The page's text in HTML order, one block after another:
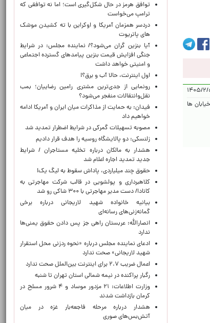
ها
توافق هرمز در حال شکل‌گیری است؛ اما نه توافقی که
ترامپ می‌خواست
دردسر همزمان آمریکا و اوکراین با ته کشیدن موشک
های پاتریوت
آیا بنزین گران می‌شود؟/ نماینده مجلس: در شرایط
جنگی افزایش قیمت بنزین پیامدهای گسترده اجتماعی
و امنیتی خواهد داشت
اول اینترنت، حالا آب و برق؟!
رونمایی از جدی‌ترین مشتری رامین رضاییان؛ بمب
نقل‌وانتقالات منفجر می‌شود؟
فیدان: به حمایت از مذاکرات میان ایران و آمریکا ادامه
خواهیم داد
مصوبه تسهیلات گمرکی در شرایط اضطرار تمدید شد
زلنسکی: دو پالایشگاه روسیه را هدف قرار دادیم
هشدار به مالکان درباره تخلیه مستاجران / شرایط
جدید تمدید اجاره اعلام شد
حقوق چند میلیاردی، پاداش سقوط به لیگ یک!
کلاهبرداری و پولشویی در قالب شرکت مهاجرتی به
کانادا/ دست مدیر مهاجرتی با ۳۰۰ شاکی رو شد
بیانیه خانواده شهید لاریجانی درباره برخی
گمانه‌زنی‌های رسانه‌ای
انصارالله: عربستان راهی جز پس دادن حقوق یمنی‌ها
ندارد
ادعای نماینده مجلس درباره «نحوه ردزنی محل استقرار
شهید لاریجانی» صحت ندارد
اعمال ضریب ۲.۷ برای اینترنت بین‌الملل صحت ندارد
رگبار پراکنده در نیمه شمالی استان تهران تا شنبه
وزارت اطلاعات: ۲۱ مزدور موساد و ۴ شرور مسلح در
کرمان بازداشت شدند
هشدار درباره مرحله فاجعه‌بار غزه در میان
آتش‌بس‌های صوری